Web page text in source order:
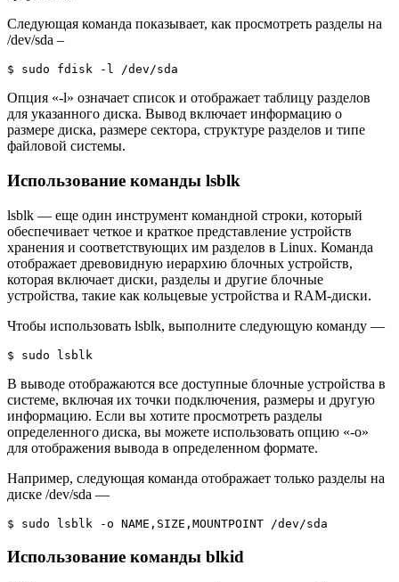
Следующая команда показывает, как просмотреть разделы на
/dev/sda –
$ sudo fdisk -l /dev/sda
Опция «-l» означает список и отображает таблицу разделов
для указанного диска. Вывод включает информацию о
размере диска, размере сектора, структуре разделов и типе
файловой системы.
Использование команды lsblk
lsblk — еще один инструмент командной строки, который
обеспечивает четкое и краткое представление устройств
хранения и соответствующих им разделов в Linux. Команда
отображает древовидную иерархию блочных устройств,
которая включает диски, разделы и другие блочные
устройства, такие как кольцевые устройства и RAM-диски.
Чтобы использовать lsblk, выполните следующую команду —
$ sudo lsblk
В выводе отображаются все доступные блочные устройства в
системе, включая их точки подключения, размеры и другую
информацию. Если вы хотите просмотреть разделы
определенного диска, вы можете использовать опцию «-o»
для отображения вывода в определенном формате.
Например, следующая команда отображает только разделы на
диске /dev/sda —
$ sudo lsblk -o NAME,SIZE,MOUNTPOINT /dev/sda
Использование команды blkid